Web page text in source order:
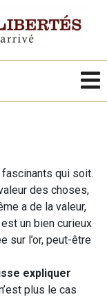
qui soit.
des choses,
a de la valeur,
un bien curieux
sur l’or, peut-être
expliquer
plus le cas